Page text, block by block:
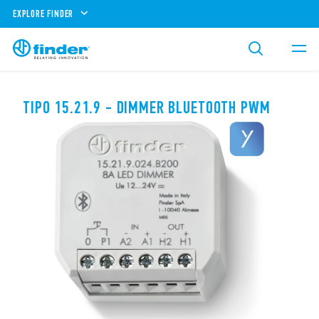
EXPLORE FINDER
TIPO 15.21.9 - DIMMER BLUETOOTH PWM